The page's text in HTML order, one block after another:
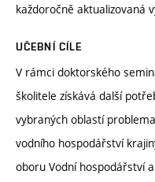
každoročně aktualizovaná
UČEBNÍ CÍLE
V rámci doktorského
školitele získává další
vybraných oblastí
vodního hospodářství
oboru Vodní hospodářství